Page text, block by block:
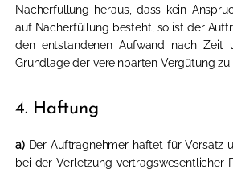
Nacherfüllung heraus, dass kein
auf Nacherfüllung besteht, so ist der
den entstandenen Aufwand nach Zeit
Grundlage der vereinbarten Vergütung zu
4. Haftung
a)Der Auftragnehmer haftet für Vorsatz
bei der Verletzung vertragswesentlicher